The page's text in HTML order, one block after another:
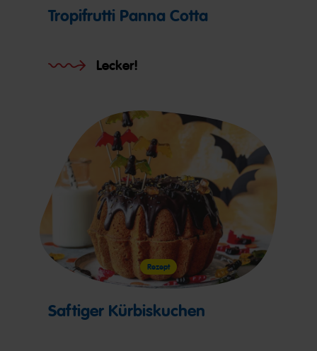
Tropifrutti Panna Cotta
Lecker!
Saftiger Kürbiskuchen
Rezept